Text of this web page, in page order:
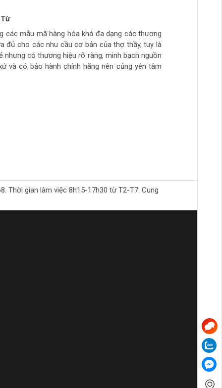
và biểu hiện ngôn ngữ.
một cách hiệu quả và tương tác với giáo viên
thể giao tiếp và hiểu biết ngôn ngữ một cách
bằng, tạo điều kiện thuận lợi cho họ phát triển
tế trong cuộc sống hàng ngày. Độc giả đã
Phong
tự làm hàng chất lượng giá sinh viên, thich hợp
đi làm hằng ngày.. còn cao cấp ghé>>>>>>>>
>>>>>>>>
các mẫu mã hàng hóa khá đa dạng các thương
đủ cho các nhu cầu cơ bản của thợ thầy, tuy là
nhưng có thương hiệu rõ ràng, minh bạch nguồn
và có bảo hành chính hãng nên củng yên tâm
huynh
túi tiền, số lượng hàng ít, thường phải đợi đặt
Thời gian làm việc 8h15-17h30 từ T2-T7. Cung